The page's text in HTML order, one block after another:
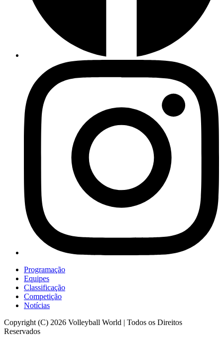
Programação
Equipes
Classificação
Competição
Notícias
Copyright (C) 2026 Volleyball World | Todos os Direitos
Reservados